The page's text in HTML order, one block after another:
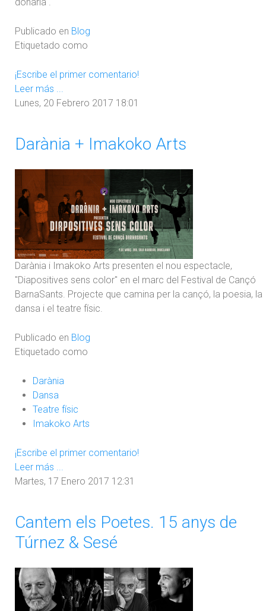
Publicado en Blog
Etiquetado como
¡Escribe el primer comentario!
Leer más ...
Lunes, 20 Febrero 2017 18:01
Darània + Imakoko Arts
Darània i Imakoko Arts presenten el nou espectacle,
"Diapositives sens color" en el marc del Festival de Cançó
BarnaSants. Projecte que camina per la cançó, la poesia, la
dansa i el teatre físic.
Publicado en Blog
Etiquetado como
Darània
Dansa
Teatre físic
Imakoko Arts
¡Escribe el primer comentario!
Leer más ...
Martes, 17 Enero 2017 12:31
Cantem els Poetes. 15 anys de
Túrnez & Sesé